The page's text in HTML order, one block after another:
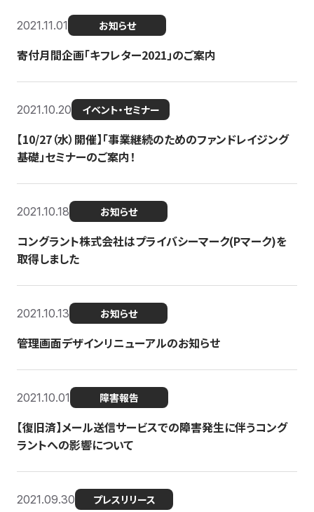
2021.11.01 お知らせ
寄付月間企画「キフレター2021」のご案内
2021.10.20 イベント・セミナー
【10/27（水）開催】「事業継続のためのファンドレイジング
基礎」セミナーのご案内！
2021.10.18 お知らせ
コングラント株式会社はプライバシーマーク(Pマーク)を
取得しました
2021.10.13 お知らせ
管理画面デザインリニューアルのお知らせ
2021.10.01 障害報告
【復旧済】メール送信サービスでの障害発生に伴うコング
ラントへの影響について
2021.09.30 プレスリリース